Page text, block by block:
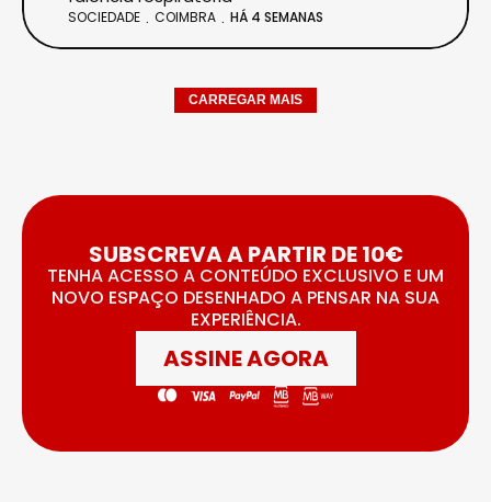
SOCIEDADE COIMBRA HÁ 4 SEMANAS
CARREGAR MAIS
SUBSCREVA A PARTIR DE 10€
TENHA ACESSO A CONTEÚDO EXCLUSIVO E UM
NOVO ESPAÇO DESENHADO A PENSAR NA SUA
EXPERIÊNCIA.
ASSINE AGORA